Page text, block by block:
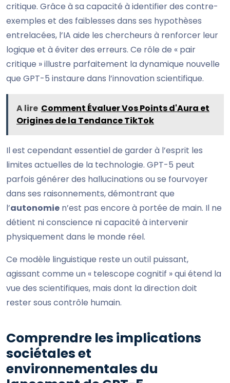
critique. Grâce à sa capacité à identifier des contre-
exemples et des faiblesses dans ses hypothèses
entrelacées, l’IA aide les chercheurs à renforcer leur
logique et à éviter des erreurs. Ce rôle de « pair
critique » illustre parfaitement la dynamique nouvelle
que GPT-5 instaure dans l’innovation scientifique.
A lire Comment Évaluer Vos Points d'Aura et
Origines de la Tendance TikTok
Il est cependant essentiel de garder à l’esprit les
limites actuelles de la technologie. GPT-5 peut
parfois générer des hallucinations ou se fourvoyer
dans ses raisonnements, démontrant que
l’autonomie n’est pas encore à portée de main. Il ne
détient ni conscience ni capacité à intervenir
physiquement dans le monde réel.
Ce modèle linguistique reste un outil puissant,
agissant comme un « telescope cognitif » qui étend la
vue des scientifiques, mais dont la direction doit
rester sous contrôle humain.
Comprendre les implications
sociétales et
environnementales du